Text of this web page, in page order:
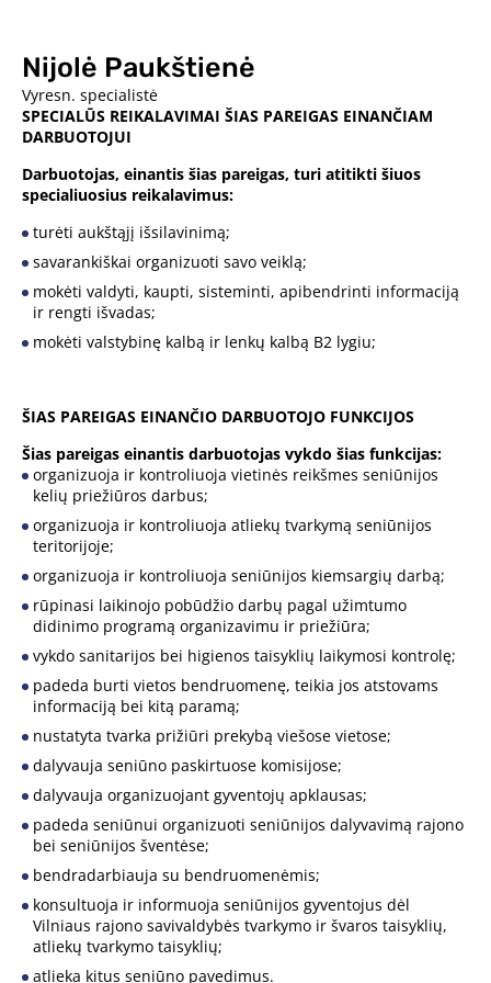
Nijolė Paukštienė
Vyresn. specialistė
SPECIALŪS REIKALAVIMAI ŠIAS PAREIGAS EINANČIAM
DARBUOTOJUI
Darbuotojas, einantis šias pareigas, turi atitikti šiuos
specialiuosius reikalavimus:
turėti aukštąjį išsilavinimą;
savarankiškai organizuoti savo veiklą;
mokėti valdyti, kaupti, sisteminti, apibendrinti informaciją
ir rengti išvadas;
mokėti valstybinę kalbą ir lenkų kalbą B2 lygiu;
ŠIAS PAREIGAS EINANČIO DARBUOTOJO FUNKCIJOS
Šias pareigas einantis darbuotojas vykdo šias funkcijas:
organizuoja ir kontroliuoja vietinės reikšmes seniūnijos
kelių priežiūros darbus;
organizuoja ir kontroliuoja atliekų tvarkymą seniūnijos
teritorijoje;
organizuoja ir kontroliuoja seniūnijos kiemsargių darbą;
rūpinasi laikinojo pobūdžio darbų pagal užimtumo
didinimo programą organizavimu ir priežiūra;
vykdo sanitarijos bei higienos taisyklių laikymosi kontrolę;
padeda burti vietos bendruomenę, teikia jos atstovams
informaciją bei kitą paramą;
nustatyta tvarka prižiūri prekybą viešose vietose;
dalyvauja seniūno paskirtuose komisijose;
dalyvauja organizuojant gyventojų apklausas;
padeda seniūnui organizuoti seniūnijos dalyvavimą rajono
bei seniūnijos šventėse;
bendradarbiauja su bendruomenėmis;
konsultuoja ir informuoja seniūnijos gyventojus dėl
Vilniaus rajono savivaldybės tvarkymo ir švaros taisyklių,
atliekų tvarkymo taisyklių;
atlieka kitus seniūno pavedimus.